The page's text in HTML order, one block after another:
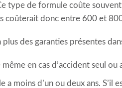
type de formule coûte
coûterait donc entre 600 et
des garanties présentes
en cas d’accident seul ou
a moins d’un ou deux ans.